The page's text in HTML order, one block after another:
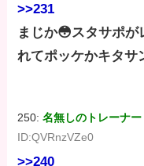
>>231
まじか😳スタサポ
れてポッケかキタ
250:名無しのトレーナー
ID:QVRnzVZe0
>>240